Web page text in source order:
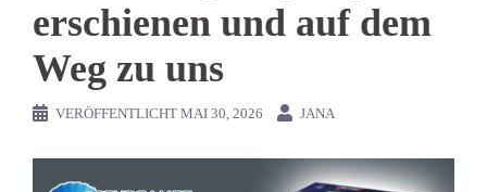
erschienen und auf dem
Weg zu uns
VERÖFFENTLICHT MAI 30, 2026 JANA